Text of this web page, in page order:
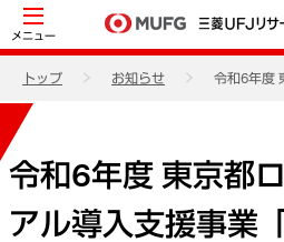
メニュー
トップ お知らせ 令和6年度
令和6年度 東京都
アル導入支援事業